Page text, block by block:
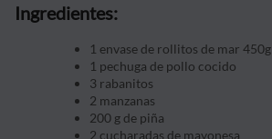
Ingredientes:
1 envase de rollitos de mar 450g
1 pechuga de pollo cocido
3 rabanitos
2 manzanas
200 g de piña
2 cucharadas de mayonesa